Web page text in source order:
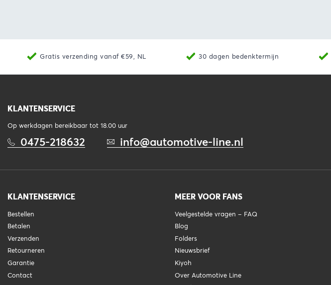
Gratis verzending vanaf €59, NL 30 dagen bedenktermijn
KLANTENSERVICE
Op werkdagen bereikbaar tot 18.00 uur
0475-218632 info@automotive-line.nl
KLANTENSERVICE
Bestellen
Betalen
Verzenden
Retourneren
Garantie
Contact
MEER VOOR FANS
Veelgestelde vragen – FAQ
Blog
Folders
Nieuwsbrief
Kiyoh
Over Automotive Line